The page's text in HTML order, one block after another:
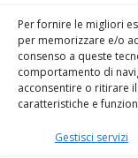
Per fornire le migliori
per memorizzare e/o
consenso a queste
comportamento di
acconsentire o ritirare
caratteristiche e
Gestisci servizi